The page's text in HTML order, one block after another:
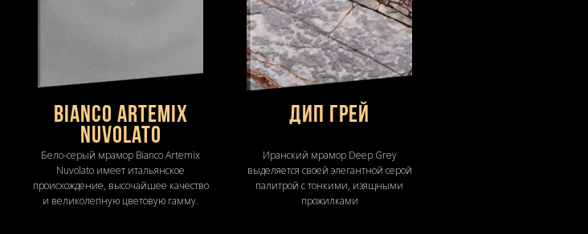
Bianco Artemix
Nuvolato
Бело-серый мрамор Bianco Artemix
Nuvolato имеет итальянское
происхождение, высочайшее качество
и великолепную цветовую гамму.
Дип Грей
Иранский мрамор Deep Grey
выделяется своей элегантной серой
палитрой с тонкими, изящными
прожилками